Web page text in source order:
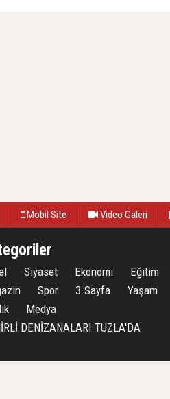
Mobil Site Video Galeri
Siyaset Ekonomi
Eğitim
Spor 3.Sayfa Yaşam
Medya
DENİZANALARI TUZLA'DA